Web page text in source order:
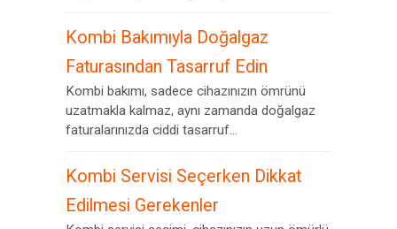
Kombi Bakımıyla Doğalgaz
Faturasından Tasarruf Edin
Kombi bakımı, sadece cihazınızın ömrünü
uzatmakla kalmaz, aynı zamanda doğalgaz
faturalarınızda ciddi tasarruf...
Kombi Servisi Seçerken Dikkat
Edilmesi Gerekenler